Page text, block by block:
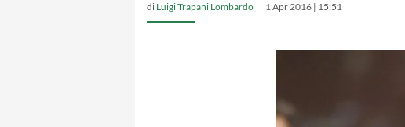
di Luigi Trapani Lombardo 1 Apr 2016 | 15:51